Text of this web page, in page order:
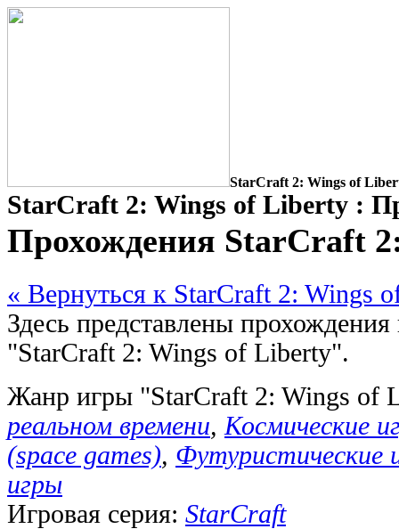
StarCraft 2: Wings of
StarCraft 2: Wings of Liberty :
Прохождения StarCraft
« Вернуться к StarCraft 2: Wings
Здесь представлены
"StarCraft 2: Wings of Liberty".
Жанр игры "StarCraft 2: Wings of
реальном времени, Космические
(space games), Футуристические
игры
Игровая серия: StarCraft